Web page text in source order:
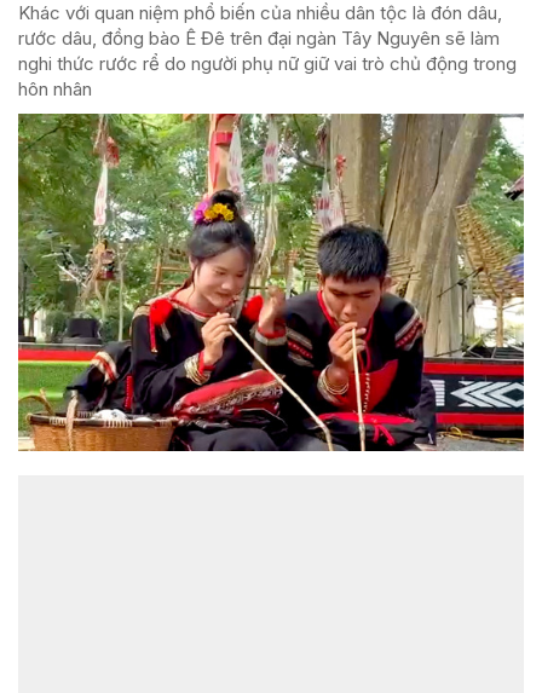
Khác với quan niệm phổ biến của nhiều dân tộc là đón dâu,
rước dâu, đồng bào Ê Đê trên đại ngàn Tây Nguyên sẽ làm
nghi thức rước rể do người phụ nữ giữ vai trò chủ động trong
hôn nhân